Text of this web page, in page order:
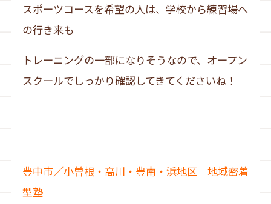
スポーツコースを希望の人は、学校から練習場へ
の行き来も
トレーニングの一部になりそうなので、オープン
スクールでしっかり確認してきてくださいね！
豊中市／小曽根・高川・豊南・浜地区 地域密着
型塾